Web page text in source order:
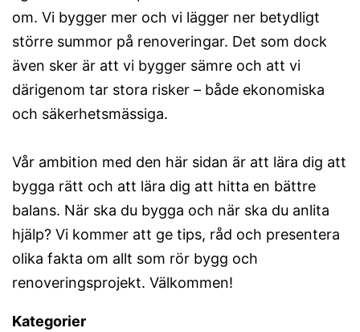
om. Vi bygger mer och vi lägger ner betydligt
större summor på renoveringar. Det som dock
även sker är att vi bygger sämre och att vi
därigenom tar stora risker – både ekonomiska
och säkerhetsmässiga.
Vår ambition med den här sidan är att lära dig att
bygga rätt och att lära dig att hitta en bättre
balans. När ska du bygga och när ska du anlita
hjälp? Vi kommer att ge tips, råd och presentera
olika fakta om allt som rör bygg och
renoveringsprojekt. Välkommen!
Kategorier